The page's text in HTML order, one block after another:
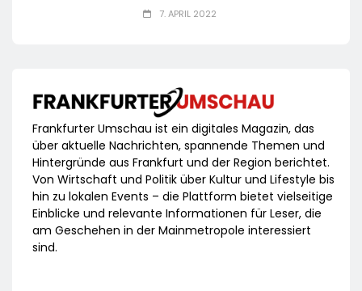
7. APRIL 2022
Frankfurter Umschau ist ein digitales Magazin, das
über aktuelle Nachrichten, spannende Themen und
Hintergründe aus Frankfurt und der Region berichtet.
Von Wirtschaft und Politik über Kultur und Lifestyle bis
hin zu lokalen Events – die Plattform bietet vielseitige
Einblicke und relevante Informationen für Leser, die
am Geschehen in der Mainmetropole interessiert
sind.